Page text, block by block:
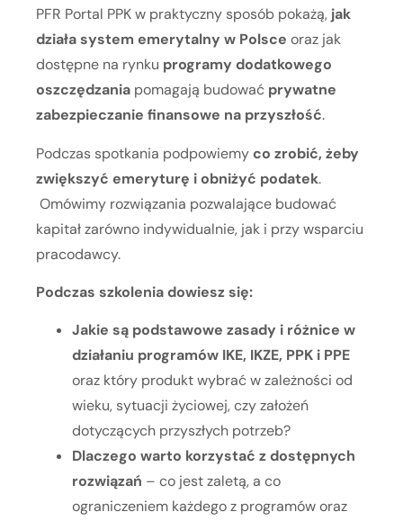
PFR Portal PPK w praktyczny sposób pokażą, jak
działa system emerytalny w Polsce oraz jak
dostępne na rynku programy dodatkowego
oszczędzania pomagają budować prywatne
zabezpieczanie finansowe na przyszłość.
Podczas spotkania podpowiemy co zrobić, żeby
zwiększyć emeryturę i obniżyć podatek.
Omówimy rozwiązania pozwalające budować
kapitał zarówno indywidualnie, jak i przy wsparciu
pracodawcy.
Podczas szkolenia dowiesz się:
Jakie są podstawowe zasady i różnice w
działaniu programów IKE, IKZE, PPK i PPE
oraz który produkt wybrać w zależności od
wieku, sytuacji życiowej, czy założeń
dotyczących przyszłych potrzeb?
Dlaczego warto korzystać z dostępnych
rozwiązań – co jest zaletą, a co
ograniczeniem każdego z programów oraz